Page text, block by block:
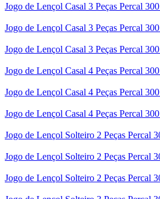
Jogo de Lençol Casal 3 Peças Percal
Jogo de Lençol Casal 3 Peças Percal
Jogo de Lençol Casal 3 Peças Percal
Jogo de Lençol Casal 4 Peças Percal
Jogo de Lençol Casal 4 Peças Percal
Jogo de Lençol Casal 4 Peças Percal
Jogo de Lençol Solteiro 2 Peças Percal
Jogo de Lençol Solteiro 2 Peças Percal
Jogo de Lençol Solteiro 2 Peças Percal